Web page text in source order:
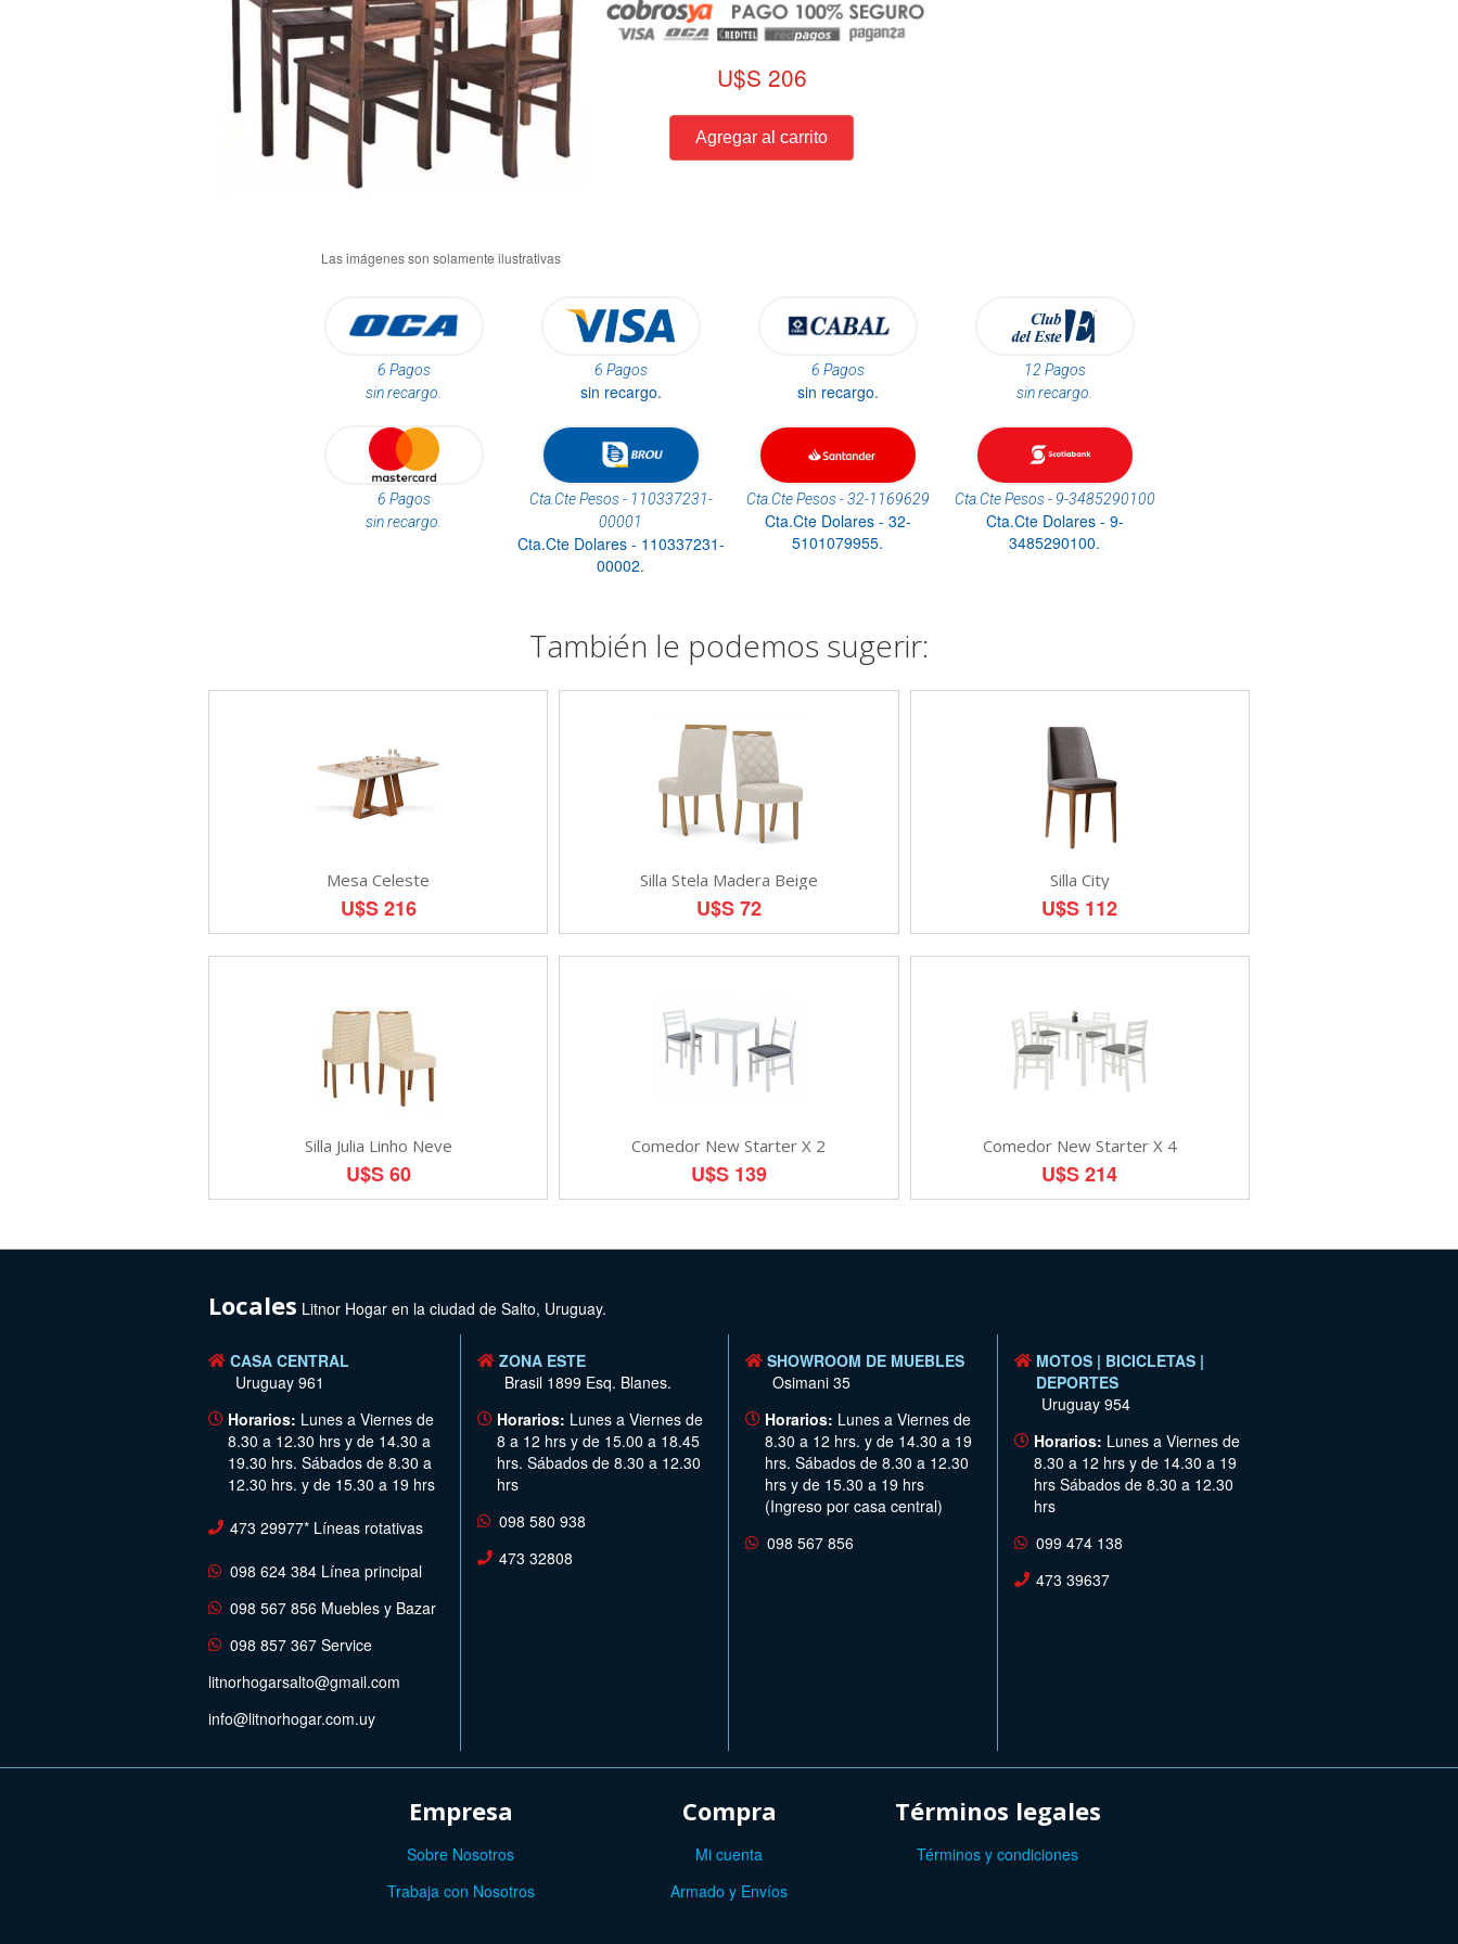
U$S 206
6 Pagos
sin recargo.
6 Pagos
sin recargo.
6 Pagos
sin recargo.
12 Pagos
sin recargo.
6 Pagos
sin recargo.
Cta.Cte Pesos - 110337231-
00001
Cta.Cte Dolares - 110337231-
00002.
Cta.Cte Pesos - 32-1169629
Cta.Cte Dolares - 32-
5101079955.
Cta.Cte Pesos - 9-3485290100
Cta.Cte Dolares - 9-
3485290100.
También le podemos sugerir:
Mesa Celeste
U$S 216
Silla Stela Madera Beige
U$S 72
Silla City
U$S 112
Silla Julia Linho Neve
U$S 60
Comedor New Starter X 2
U$S 139
Comedor New Starter X 4
U$S 214
Locales Litnor Hogar en la ciudad de Salto, Uruguay.
CASA CENTRAL
Uruguay 961
Horarios: Lunes a Viernes de
8.30 a 12.30 hrs y de 14.30 a
19.30 hrs. Sábados de 8.30 a
12.30 hrs. y de 15.30 a 19 hrs
473 29977* Líneas rotativas
098 624 384 Línea principal
098 567 856 Muebles y Bazar
098 857 367 Service
litnorhogarsalto@gmail.com
info@litnorhogar.com.uy
ZONA ESTE
Brasil 1899 Esq. Blanes.
Horarios: Lunes a Viernes de
8 a 12 hrs y de 15.00 a 18.45
hrs. Sábados de 8.30 a 12.30
hrs
098 580 938
473 32808
SHOWROOM DE MUEBLES
Osimani 35
Horarios: Lunes a Viernes de
8.30 a 12 hrs. y de 14.30 a 19
hrs. Sábados de 8.30 a 12.30
hrs y de 15.30 a 19 hrs
(Ingreso por casa central)
098 567 856
MOTOS | BICICLETAS |
DEPORTES
Uruguay 954
Horarios: Lunes a Viernes de
8.30 a 12 hrs y de 14.30 a 19
hrs Sábados de 8.30 a 12.30
hrs
099 474 138
473 39637
Empresa
Sobre Nosotros
Trabaja con Nosotros
Compra
Mi cuenta
Armado y Envíos
Términos legales
Términos y condiciones